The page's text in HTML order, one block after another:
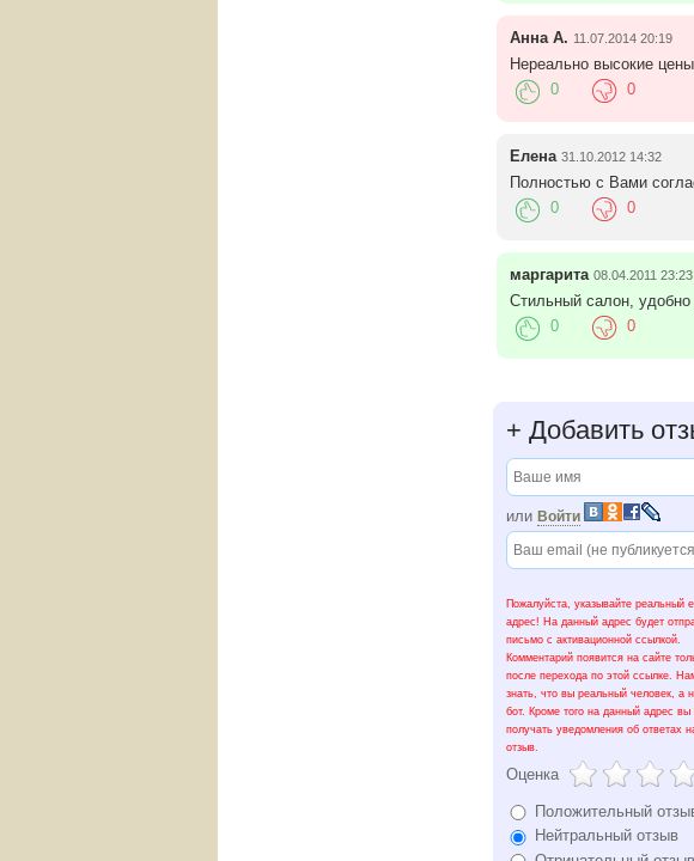
Анна А. 11.07.2014 20:19
Нереально высокие
0 0
Елена 31.10.2012 14:32
Полностью с Вами
0 0
маргарита 08.04.2011 23:23
Стильный салон,
0 0
+ Добавить
или Войти
Пожалуйста, указывайте реальный
адрес! На данный адрес будет
письмо с активационной ссылкой.
Комментарий появится на сайте
после перехода по этой ссылке.
знать, что вы реальный человек, а
бот. Кроме того на данный адрес вы
получать уведомления об ответах
отзыв.
Оценка
Положительный
Нейтральный отзыв